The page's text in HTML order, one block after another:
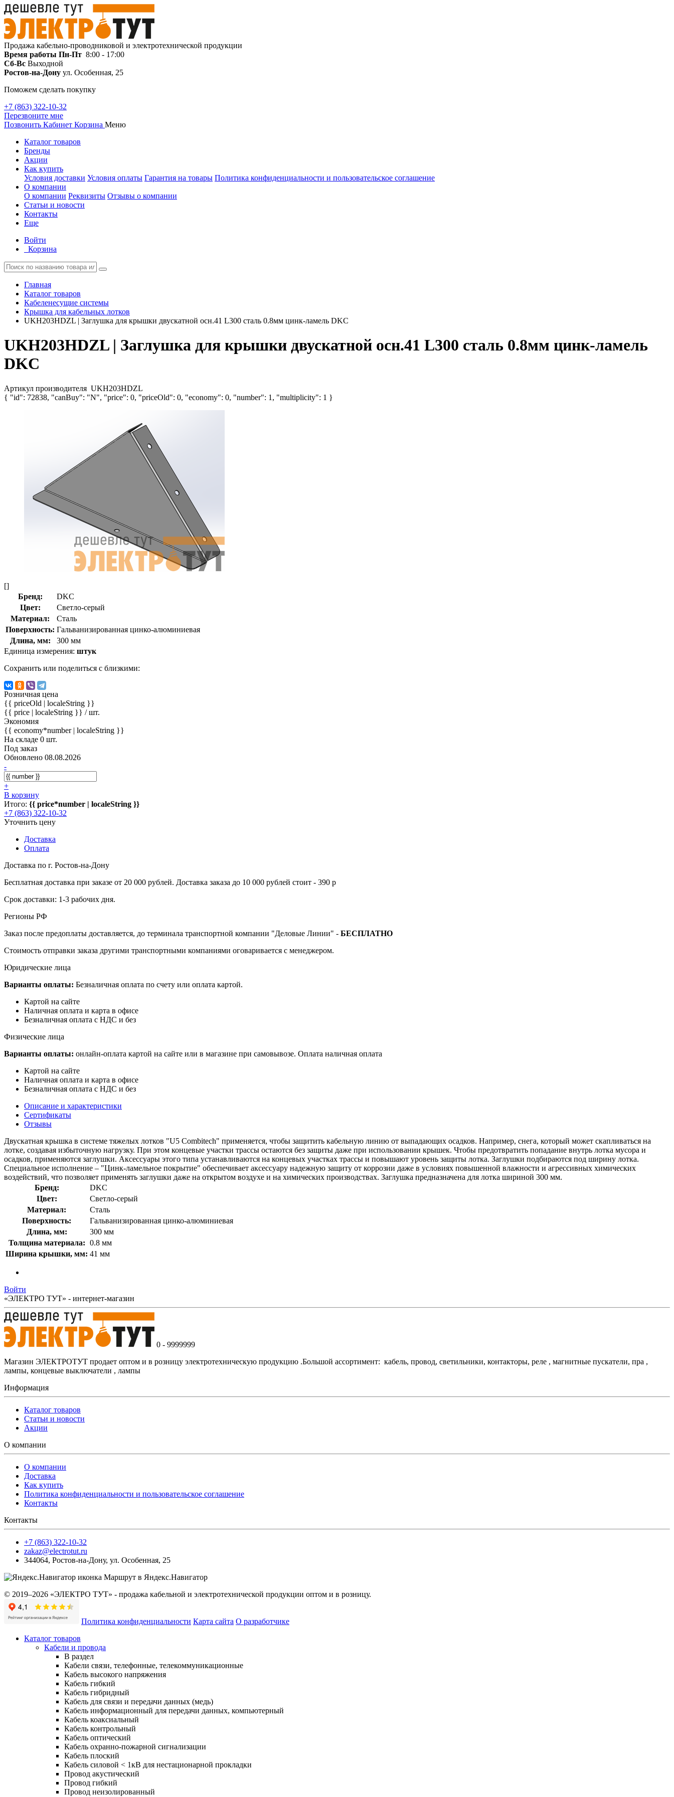
Продажа кабельно-проводниковой и электротехнической продукции
Время работы Пн-Пт 8:00 - 17:00
Сб-Вс Выходной
Ростов-на-Дону ул. Особенная, 25
Поможем сделать покупку
+7 (863) 322-10-32
Перезвоните мне
Позвонить Кабинет Корзина Меню
Каталог товаров
Бренды
Акции
Как купить
Условия доставки Условия оплаты Гарантия на товары Политика конфиденциальности и пользовательское соглашение
О компании
О компании Реквизиты Отзывы о компании
Статьи и новости
Контакты
Еще
Войти
Корзина
Главная
Каталог товаров
Кабеленесущие системы
Крышка для кабельных лотков
UKH203HDZL | Заглушка для крышки двускатной осн.41 L300 сталь 0.8мм цинк-ламель DKC
UKH203HDZL | Заглушка для крышки двускатной осн.41 L300 сталь 0.8мм цинк-ламель
DKC
Артикул производителя UKH203HDZL
{ "id": 72838, "canBuy": "N", "price": 0, "priceOld": 0, "economy": 0, "number": 1, "multiplicity": 1 }
[]
Бренд:
DKC
Цвет:
Светло-серый
Материал:
Сталь
Поверхность: Гальванизированная цинко-алюминиевая
Длина, мм:
300 мм
Единица измерения: штук
Сохранить или поделиться с близкими:
Розничная цена
{{ priceOld | localeString }}
{{ price | localeString }} / шт.
Экономия
{{ economy*number | localeString }}
На складе 0 шт.
Под заказ
Обновлено 08.08.2026
-
+
В корзину
Итого: {{ price*number | localeString }}
+7 (863) 322-10-32
Уточнить цену
Доставка
Оплата
Доставка по г. Ростов-на-Дону
Бесплатная доставка при заказе от 20 000 рублей. Доставка заказа до 10 000 рублей стоит - 390 р
Срок доставки: 1-3 рабочих дня.
Регионы РФ
Заказ после предоплаты доставляется, до терминала транспортной компании "Деловые Линии" - БЕСПЛАТНО
Стоимость отправки заказа другими транспортными компаниями оговаривается с менеджером.
Юридические лица
Варианты оплаты: Безналичная оплата по счету или оплата картой.
Картой на сайте
Наличная оплата и карта в офисе
Безналичная оплата с НДС и без
Физические лица
Варианты оплаты: онлайн-оплата картой на сайте или в магазине при самовывозе. Оплата наличная оплата
Картой на сайте
Наличная оплата и карта в офисе
Безналичная оплата с НДС и без
Описание и характеристики
Сертификаты
Отзывы
Двускатная крышка в системе тяжелых лотков "U5 Combitech" применяется, чтобы защитить кабельную линию от выпадающих осадков. Например, снега, который может скапливаться на
лотке, создавая избыточную нагрузку. При этом концевые участки трассы остаются без защиты даже при использовании крышек. Чтобы предотвратить попадание внутрь лотка мусора и
осадков, применяются заглушки. Аксессуары этого типа устанавливаются на концевых участках трассы и повышают уровень защиты лотка. Заглушки подбираются под ширину лотка.
Специальное исполнение – "Цинк-ламельное покрытие" обеспечивает аксессуару надежную защиту от коррозии даже в условиях повышенной влажности и агрессивных химических
воздействий, что позволяет применять заглушки даже на открытом воздухе и на химических производствах. Заглушка предназначена для лотка шириной 300 мм.
Бренд:
DKC
Цвет:
Светло-серый
Материал:
Сталь
Поверхность:
Гальванизированная цинко-алюминиевая
Длина, мм:
300 мм
Толщина материала: 0.8 мм
Ширина крышки, мм: 41 мм
Войти
«ЭЛЕКТРО ТУТ» - интернет-магазин
0 - 9999999
Магазин ЭЛЕКТРОТУТ продает оптом и в розницу электротехническую продукцию .Большой ассортимент: кабель, провод, светильники, контакторы, реле , магнитные пускатели, пра ,
лампы, концевые выключатели , лампы
Информация
Каталог товаров
Статьи и новости
Акции
О компании
О компании
Доставка
Как купить
Политика конфиденциальности и пользовательское соглашение
Контакты
Контакты
+7 (863) 322-10-32
zakaz@electrotut.ru
344064, Ростов-на-Дону, ул. Особенная, 25
Маршрут в Яндекс.Навигатор
© 2019–2026 «ЭЛЕКТРО ТУТ» - продажа кабельной и электротехнической продукции оптом и в розницу.
Политика конфиденциальности Карта сайта О разработчике
Каталог товаров
Кабели и провода
В раздел
Кабели связи, телефонные, телекоммуникационные
Кабель высокого напряжения
Кабель гибкий
Кабель гибридный
Кабель для связи и передачи данных (медь)
Кабель информационный для передачи данных, компьютерный
Кабель коаксиальный
Кабель контрольный
Кабель оптический
Кабель охранно-пожарной сигнализации
Кабель плоский
Кабель силовой < 1кВ для нестационарной прокладки
Провод акустический
Провод гибкий
Провод неизолированный